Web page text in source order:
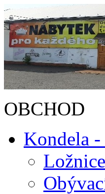
OBCHOD
Kondela